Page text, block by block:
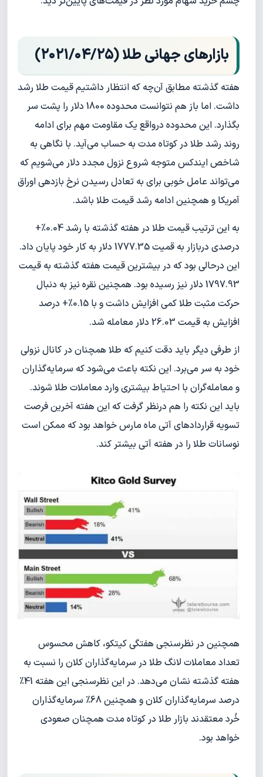
بازارهای جهانی طلا (۲۰۲۱/۰۴/۲۵)
هفته گذشته مطابق آن‌چه که انتظار داشتیم قیمت طلا رشد
داشت. اما باز هم نتوانست محدوده 1800 دلار را پشت سر
بگذارد. این محدوده درواقع یک مقاومت مهم برای ادامه
روند رشد طلا در کوتاه مدت به حساب می‌آید. با نگاهی به
شاخص ایندکس متوجه شروع نزول مجدد دلار می‌شویم که
می‌تواند عامل خوبی برای به تعادل رسیدن نرخ بازدهی اوراق
آمریکا و همچنین ادامه رشد قیمت طلا باشد.
به این ترتیب قیمت طلا در هفته گذشته با رشد 0.04%+
درصدی دربازار به قمیت 1777.35 دلار به کار خود پایان داد.
این درحالی بود که در بیشترین قیمت هفته گذشته به قیمت
1797.93 دلار نیز رسیده بود. همچنین نقره نیز به دنبال
حرکت مثبت طلا کمی افزایش داشت و با 0.15%+ درصد
افزایش به قیمت 26.03 دلار معامله شد.
از طرفی دیگر باید دقت کنیم که طلا همچنان در کانال نزولی
خود به سر می‌برد. این نکته باعث می‌شود که سرمایه‌گذاران
و معامله‌گران با احتیاط بیشتری وارد معاملات طلا شوند.
باید این نکته را هم درنظر گرفت که این هفته آخرین فرصت
تسویه قراردادهای آتی ماه مارس خواهد بود که ممکن است
نوسانات طلا را در هفته آتی بیشتر کند.
همچنین در نظرسنجی هفتگی کیتکو، کاهش محسوس
تعداد معاملات لانگ طلا در سرمایه‌گذاران کلان را نسبت به
هفته گذشته نشان می‌دهد. در این نظرسنجی این هفته 41%
درصد سرمایه‌گذاران کلان و همچنین 68% سرمایه‌گذاران
خُرد معتقدند بازار طلا در کوتاه مدت همچنان صعودی
خواهد بود.